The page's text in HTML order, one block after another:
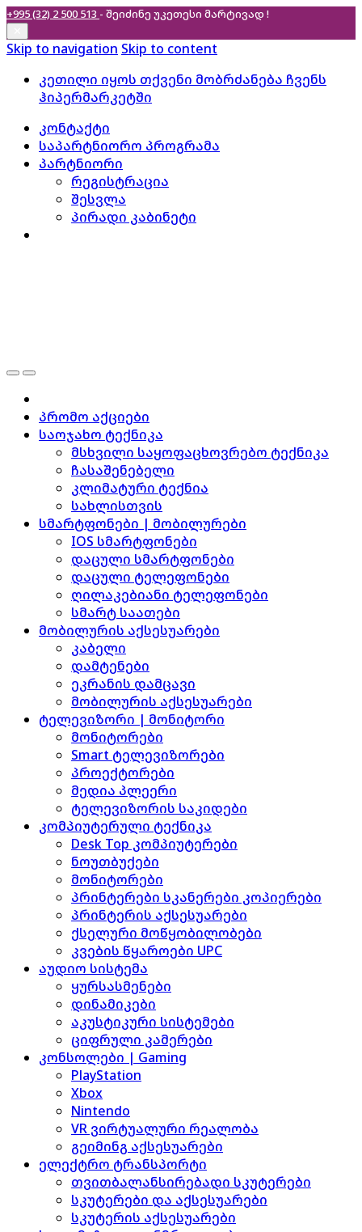
+995 (32) 2 500 513 - შეიძინე უკეთესი მარტივად !
Skip to navigation Skip to content
კეთილი იყოს თქვენი მობრძანება ჩვენს
ჰიპერმარკეტში
კონტაქტი
საპარტნიორო პროგრამა
პარტნიორი
რეგისტრაცია
შესვლა
პირადი კაბინეტი
პრომო აქციები
საოჯახო ტექნიკა
მსხვილი საყოფაცხოვრებო ტექნიკა
ჩასაშენებელი
კლიმატური ტექნია
სახლისთვის
სმარტფონები | მობილურები
IOS სმარტფონები
დაცული სმარტფონები
დაცული ტელეფონები
ღილაკებიანი ტელეფონები
სმარტ საათები
მობილურის აქსესუარები
კაბელი
დამტენები
ეკრანის დამცავი
მობილურის აქსესუარები
ტელევიზორი | მონიტორი
მონიტორები
Smart ტელევიზორები
პროექტორები
მედია პლეერი
ტელევიზორის საკიდები
კომპიუტერული ტექნიკა
Desk Top კომპიუტერები
ნოუთბუქები
მონიტორები
პრინტერები სკანერები კოპიერები
პრინტერის აქსესუარები
ქსელური მოწყობილობები
კვების წყაროები UPC
აუდიო სისტემა
ყურსასმენები
დინამიკები
აკუსტიკური სისტემები
ციფრული კამერები
კონსოლები | Gaming
PlayStation
Xbox
Nintendo
VR ვირტუალური რეალობა
გეიმინგ აქსესუარები
ელექტრო ტრანსპორტი
თვითბალანსირებადი სკუტერები
სკუტერები და აქსესუარები
სკუტერის აქსესუარები